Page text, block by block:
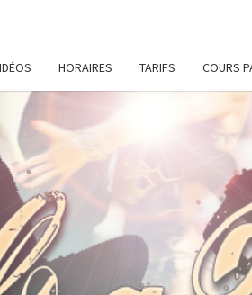
HORAIRES TARIFS COURS
Cours